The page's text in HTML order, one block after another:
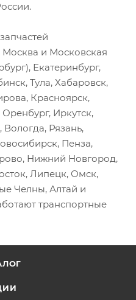
Москва и Московская
Екатеринбург,
Тула, Хабаровск,
Красноярск,
Иркутск,
Рязань,
Пенза,
Нижний Новгород,
Липецк, Омск,
Челны, Алтай и
транспортные